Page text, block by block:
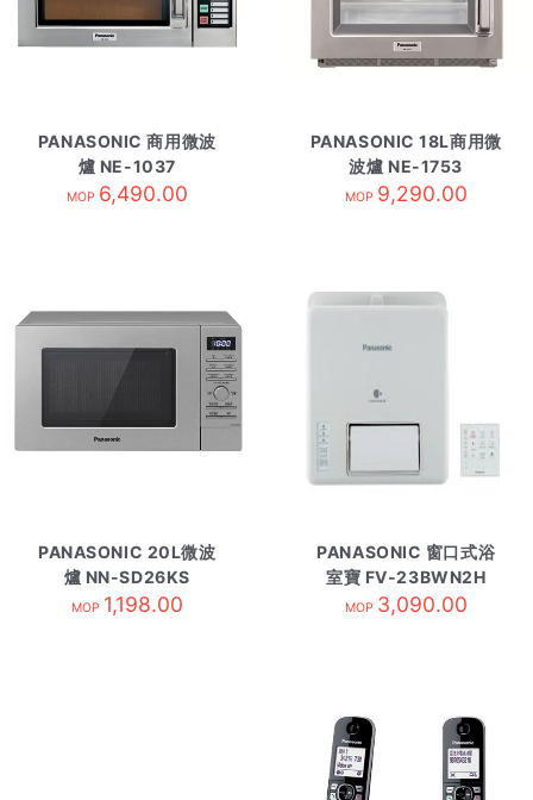
PANASONIC 商用微波
爐 NE-1037
MOP 6,490.00
PANASONIC 18L商用微
波爐 NE-1753
MOP 9,290.00
PANASONIC 20L微波
爐 NN-SD26KS
MOP 1,198.00
PANASONIC 窗口式浴
室寶 FV-23BWN2H
MOP 3,090.00